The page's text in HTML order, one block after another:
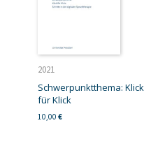
2021
Schwerpunktthema: Klick
für Klick
10,00 €